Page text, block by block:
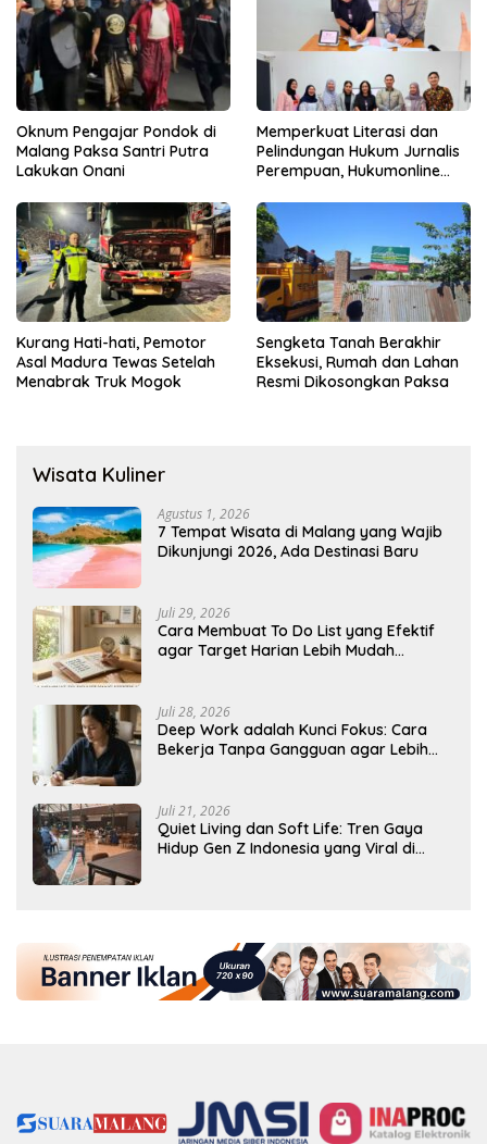
Oknum Pengajar Pondok di
Malang Paksa Santri Putra
Lakukan Onani
Memperkuat Literasi dan
Pelindungan Hukum Jurnalis
Perempuan, Hukumonline
Gratis
Kurang Hati-hati, Pemotor
Asal Madura Tewas Setelah
Menabrak Truk Mogok
Sengketa Tanah Berakhir
Eksekusi, Rumah dan Lahan
Resmi Dikosongkan Paksa
Wisata Kuliner
Agustus 1, 2026
7 Tempat Wisata di Malang yang Wajib
Dikunjungi 2026, Ada Destinasi Baru
Juli 29, 2026
Cara Membuat To Do List yang Efektif
agar Target Harian Lebih Mudah
Juli 28, 2026
Deep Work adalah Kunci Fokus: Cara
Bekerja Tanpa Gangguan agar Lebih
Juli 21, 2026
Quiet Living dan Soft Life: Tren Gaya
Hidup Gen Z Indonesia yang Viral di